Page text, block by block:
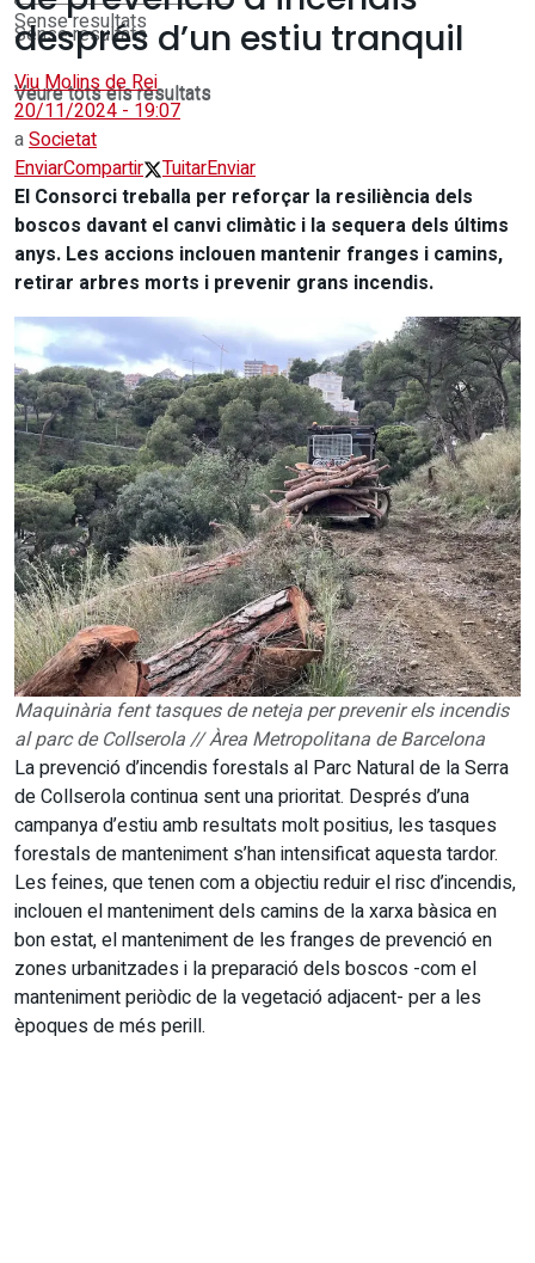
Sense resultats
Veure tots els resultats
Sense resultats
Veure tots els resultats
després d’un estiu tranquil
Viu Molins de Rei
20/11/2024 - 19:07
aSocietat
EnviarCompartir TuitarEnviar
El Consorci treballa per reforçar la resiliència dels
boscos davant el canvi climàtic i la sequera dels últims
anys. Les accions inclouen mantenir franges i camins,
retirar arbres morts i prevenir grans incendis.
Maquinària fent tasques de neteja per prevenir els incendis
al parc de Collserola // Àrea Metropolitana de Barcelona
La prevenció d’incendis forestals al Parc Natural de la Serra
de Collserola continua sent una prioritat. Després d’una
campanya d’estiu amb resultats molt positius, les tasques
forestals de manteniment s’han intensificat aquesta tardor.
Les feines, que tenen com a objectiu reduir el risc d’incendis,
inclouen el manteniment dels camins de la xarxa bàsica en
bon estat, el manteniment de les franges de prevenció en
zones urbanitzades i la preparació dels boscos -com el
manteniment periòdic de la vegetació adjacent- per a les
èpoques de més perill.